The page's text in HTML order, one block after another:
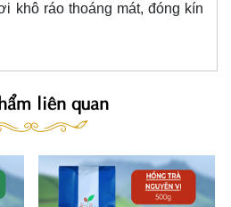
khô ráo thoáng mát, đóng kín
liên quan